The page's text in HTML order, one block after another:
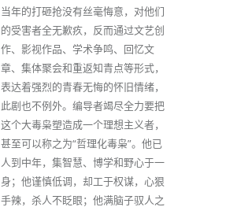
当年的打砸抢没有丝毫悔意，对他们
的受害者全无歉疚，反而通过文艺创
作、影视作品、学术争鸣、回忆文
章、集体聚会和重返知青点等形式，
表达着强烈的青春无悔的怀旧情绪，
此剧也不例外。编导者竭尽全力要把
这个大毒枭塑造成一个理想主义者，
甚至可以称之为“哲理化毒枭”。他已
人到中年，集智慧、博学和野心于一
身；他谨慎低调，却工于权谋，心狠
手辣，杀人不眨眼；他满脑子驭人之